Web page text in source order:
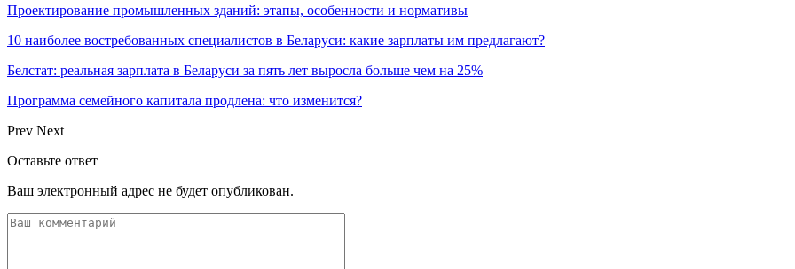
Проектирование промышленных зданий: этапы, особенности и нормативы
10 наиболее востребованных специалистов в Беларуси: какие зарплаты им предлагают?
Белстат: реальная зарплата в Беларуси за пять лет выросла больше чем на 25%
Программа семейного капитала продлена: что изменится?
Prev Next
Оставьте ответ
Ваш электронный адрес не будет опубликован.